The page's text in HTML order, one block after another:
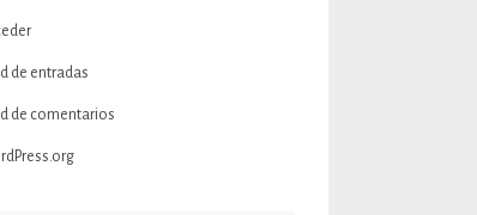
de entradas
de comentarios